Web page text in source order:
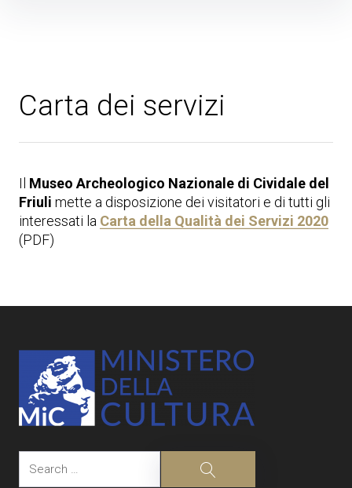
Carta dei servizi
Il Museo Archeologico Nazionale di Cividale del
Friuli mette a disposizione dei visitatori e di tutti gli
interessati la Carta della Qualità dei Servizi 2020
(PDF)
Search